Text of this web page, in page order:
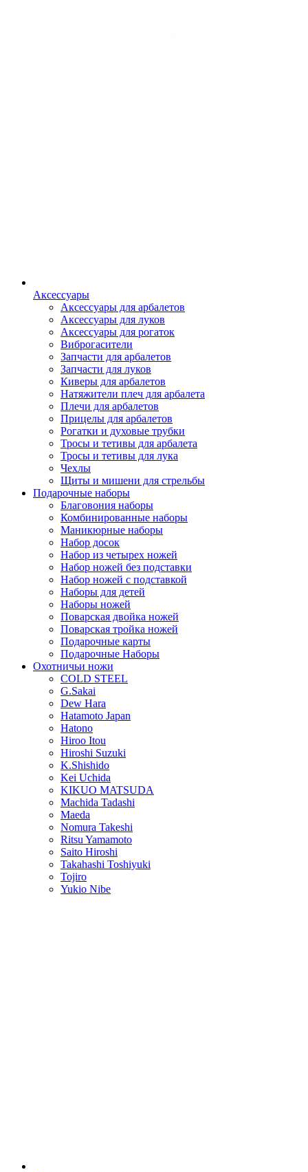
Аксессуары
Аксессуары для арбалетов
Аксессуары для луков
Аксессуары для рогаток
Виброгасители
Запчасти для арбалетов
Запчасти для луков
Киверы для арбалетов
Натяжители плеч для арбалета
Плечи для арбалетов
Прицелы для арбалетов
Рогатки и духовые трубки
Тросы и тетивы для арбалета
Тросы и тетивы для лука
Чехлы
Щиты и мишени для стрельбы
Подарочные наборы
Благовония наборы
Комбинированные наборы
Маникюрные наборы
Набор досок
Набор из четырех ножей
Набор ножей без подставки
Набор ножей с подставкой
Наборы для детей
Наборы ножей
Поварская двойка ножей
Поварская тройка ножей
Подарочные карты
Подарочные Наборы
Охотничьи ножи
COLD STEEL
G.Sakai
Dew Hara
Hatamoto Japan
Hatono
Hiroo Itou
Hiroshi Suzuki
K.Shishido
Kei Uchida
KIKUO MATSUDA
Machida Tadashi
Maeda
Nomura Takeshi
Ritsu Yamamoto
Saito Hiroshi
Takahashi Toshiyuki
Tojiro
Yukio Nibe